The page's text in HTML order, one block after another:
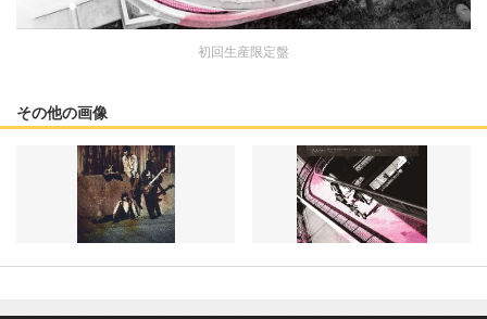
初回生産限定盤
その他の画像